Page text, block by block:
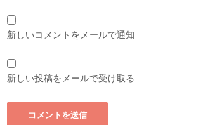
新しいコメントをメールで通知
新しい投稿をメールで受け取る